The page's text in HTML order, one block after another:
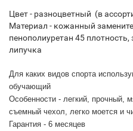
Цвет - разноцветный (в
Материал - кожанный
пенополиуретан 45
липучка
Для каких видов спорта
обучающий
Особенности - легкий, прочный,
съемный чехол, легко моется и
Гарантия - 6 месяцев